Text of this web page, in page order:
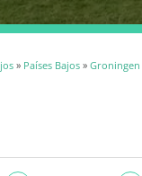
» Países Bajos » Groningen